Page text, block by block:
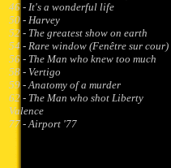
46 - It's a wonderful life
50 - Harvey
52 - The greatest show on earth
54 - Rare window (Fenêtre sur cour)
56 - The Man who knew too much
58 - Vertigo
59 - Anatomy of a murder
62 - The Man who shot Liberty
Valence
77 - Airport '77